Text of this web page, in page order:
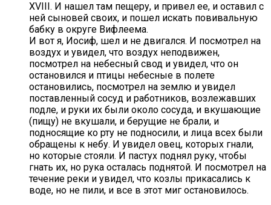
XVIII. И нашел там пещеру, и привел ее, и оставил с
ней сыновей своих, и пошел искать повивальную
бабку в округе Вифлеема.
И вот я, Иосиф, шел и не двигался. И посмотрел на
воздух и увидел, что воздух неподвижен,
посмотрел на небесный свод и увидел, что он
остановился и птицы небесные в полете
остановились, посмотрел на землю и увидел
поставленный сосуд и работников, возлежавших
подле, и руки их были около сосуда, и вкушающие
(пищу) не вкушали, и берущие не брали, и
подносящие ко рту не подносили, и лица всех были
обращены к небу. И увидел овец, которых гнали,
но которые стояли. И пастух поднял руку, чтобы
гнать их, но рука осталась поднятой. И посмотрел на
течение реки и увидел, что козлы прикасались к
воде, но не пили, и все в этот миг остановилось.